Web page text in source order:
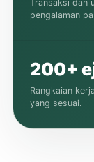
Transaksi dan
pengalaman
200+
Rangkaian
yang sesuai.